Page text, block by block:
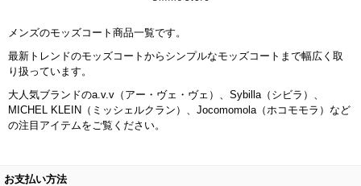
MK MICHEL KLEIN BAG
HIROKO KOSHINO
re:edition project 165
HIROKO BIS
その他のジャケット・スーツ
ノーカラーコート
ライダースジャケット
デニムジャケット
財布・名刺入れ・ケース
ハンカチ・バンダナ
手袋
その他のアクセサリー
クラッチバッグ
バックパック・リュック
ボディバッグ・メッセンジャーバッグ
ブーツ・ブーティー
フラットシューズ
ローファー
オーキッド・胡蝶蘭
カサブランカ・カラー
ラナンキュラス
メンズのモッズコート商品一覧です。
最新トレンドのモッズコートからシンプルなモッズコートまで幅広く取
り扱っています。
大人気ブランドのa.v.v（アー・ヴェ・ヴェ）、Sybilla（シビラ）、
MICHEL KLEIN（ミッシェルクラン）、Jocomomola（ホコモモラ）など
の注目アイテムをご覧ください。
お支払い方法